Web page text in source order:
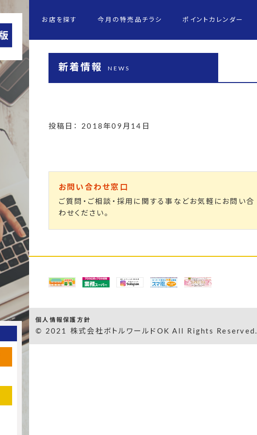
お店を探す 今月の特売品チラシ ポイントカレンダー
新着情報 NEWS
投稿日： 2018年09月14日
お問い合わせ窓口
ご質問・ご相談・採用に関する事などお気軽にお問い合
わせください。
個人情報保護方針
© 2021 株式会社ボトルワールドOK All Rights Reserved.